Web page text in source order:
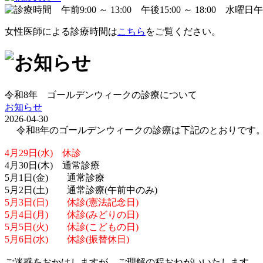
女性医師による診療時間はこちら をご覧ください。
令和8年 ゴールデンウィークの診療について
お知らせ
2026-04-30
令和8年のゴールデンウィークの診療は下記のとおりです
4月29日(水) 休診
4月30日(木) 通常診療
5月1日(金) 通常診療
5月2日(土) 通常診療(午前中のみ)
5月3日(日) 休診(憲法記念日)
5月4日(月) 休診(みどりの日)
5月5日(火) 休診(こどもの日)
5月6日(水) 休診(振替休日)